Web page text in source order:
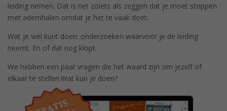
leiding nemen. Dat is net zoiets als zeggen dat je moet stoppen
met ademhalen omdat je het te vaak doet.
Wat je wél kunt doen: onderzoeken waarvoor je de leiding
neemt. En of dat nog klopt.
We hebben een paar vragen die het waard zijn om jezelf of
elkaar te stellen.Wat kun je doen?